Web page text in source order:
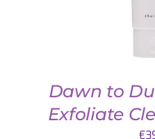
Dawn to
Exfoliate
€